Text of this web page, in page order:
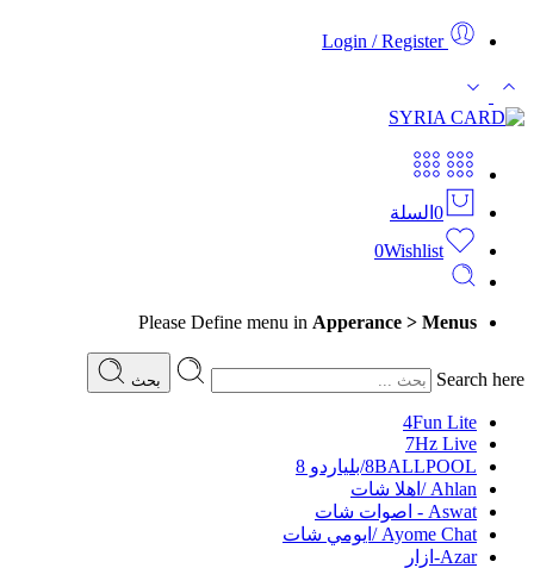
Login / Register
0 السلة
0Wishlist
Please Define menu in Apperance > Menus
Search here بحث
4Fun Lite
7Hz Live
8BALLPOOL/بلياردو 8
Ahlan /اهلا شات
Aswat - اصوات شات
Ayome Chat /ايومي شات
Azar-ازار